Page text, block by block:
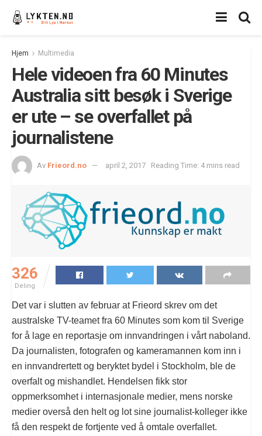
Hjem Multimedia
Hele videoen fra 60 Minutes
Australia sitt besøk i Sverige
er ute – se overfallet på
journalistene
Av Frieord.no april 2, 2017 Reading Time: 4 mins read
326
Deling
Det var i slutten av februar at Frieord skrev om det
australske TV-teamet fra 60 Minutes som kom til Sverige
for å lage en reportasje om innvandringen i vårt naboland.
Da journalisten, fotografen og kameramannen kom inn i
en innvandrertett og beryktet bydel i Stockholm, ble de
overfalt og mishandlet. Hendelsen fikk stor
oppmerksomhet i internasjonale medier, mens norske
medier overså den helt og lot sine journalist-kolleger ikke
få den respekt de fortjente ved å omtale overfallet.